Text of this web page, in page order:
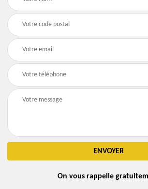
On vous rappelle